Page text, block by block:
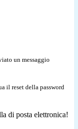
un messaggio
il reset della password
di posta elettronica!